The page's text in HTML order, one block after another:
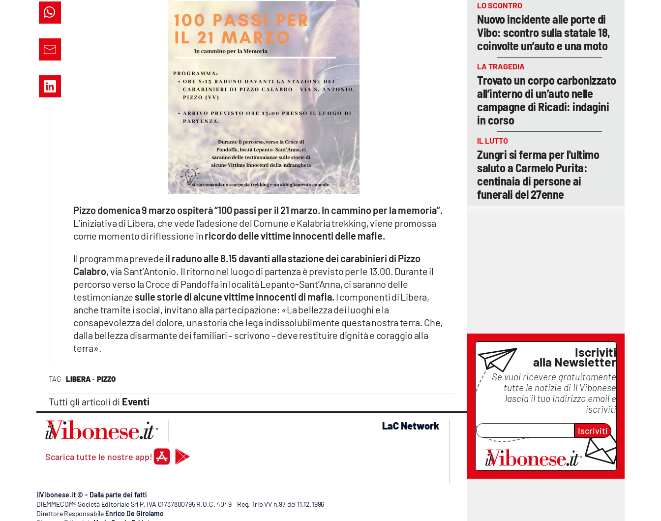
lacapitalenews.it
TAG LIBERA · PIZZO
Tutti gli articoli di Eventi
Pizzo domenica 9 marzo ospiterà “100 passi per il 21 marzo. In cammino per la memoria”.
L’iniziativa di Libera, che vede l’adesione del Comune e Kalabria trekking, viene promossa
come momento di riflessione inricordo delle vittime innocenti delle mafie.
Il programma prevedeil raduno alle 8.15 davanti alla stazione dei carabinieri di Pizzo
Calabro,via Sant’Antonio. Il ritorno nel luogo di partenza è previsto per le 13.00. Durante il
percorso verso la Croce di Pandoffa in località Lepanto-Sant’Anna, ci saranno delle
testimonianze sulle storie di alcune vittime innocenti di mafia. I componenti di Libera,
anche tramite i social, invitano alla partecipazione: «La bellezza dei luoghi e la
consapevolezza del dolore, una storia che lega indissolubilmente questa nostra terra. Che,
dalla bellezza disarmante dei familiari – scrivono – deve restituire dignità e coraggio alla
terra».
LO SCONTRO
Nuovo incidente alle porte di
Vibo: scontro sulla statale 18,
coinvolte un’auto e una moto
LA TRAGEDIA
Trovato un corpo carbonizzato
all’interno di un’auto nelle
campagne di Ricadi: indagini
in corso
IL LUTTO
Zungri si ferma per l'ultimo
saluto a Carmelo Purita:
centinaia di persone ai
funerali del 27enne
Iscriviti
alla Newsletter
Se vuoi ricevere gratuitamente
tutte le notizie di Il Vibonese
lascia il tuo indirizzo email e
iscriviti
Iscriviti
Scarica tutte le nostre app!
LaC Network
lacplay.it
lactv.it
laconair.it
lacitymag.it
lacapitalenews.it
cosenzachannel.it
catanzarochannel.it
ilVibonese.it © – Dalla parte dei fatti
DIEMMECOM® Società Editoriale Srl P. IVA 01737800795 R.O.C. 4049 – Reg. Trib VV n.97 del 11.12.1996
Direttore Responsabile Enrico De Girolamo